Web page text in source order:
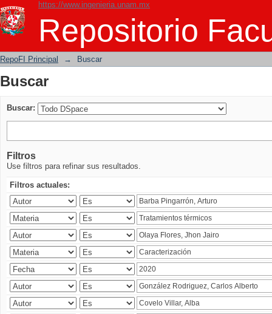
https://www.ingenieria.unam.mx
Repositorio
Buscar
RepoFI Principal → Buscar
Buscar
Buscar:
Filtros
Use filtros para refinar sus resultados.
Filtros actuales: